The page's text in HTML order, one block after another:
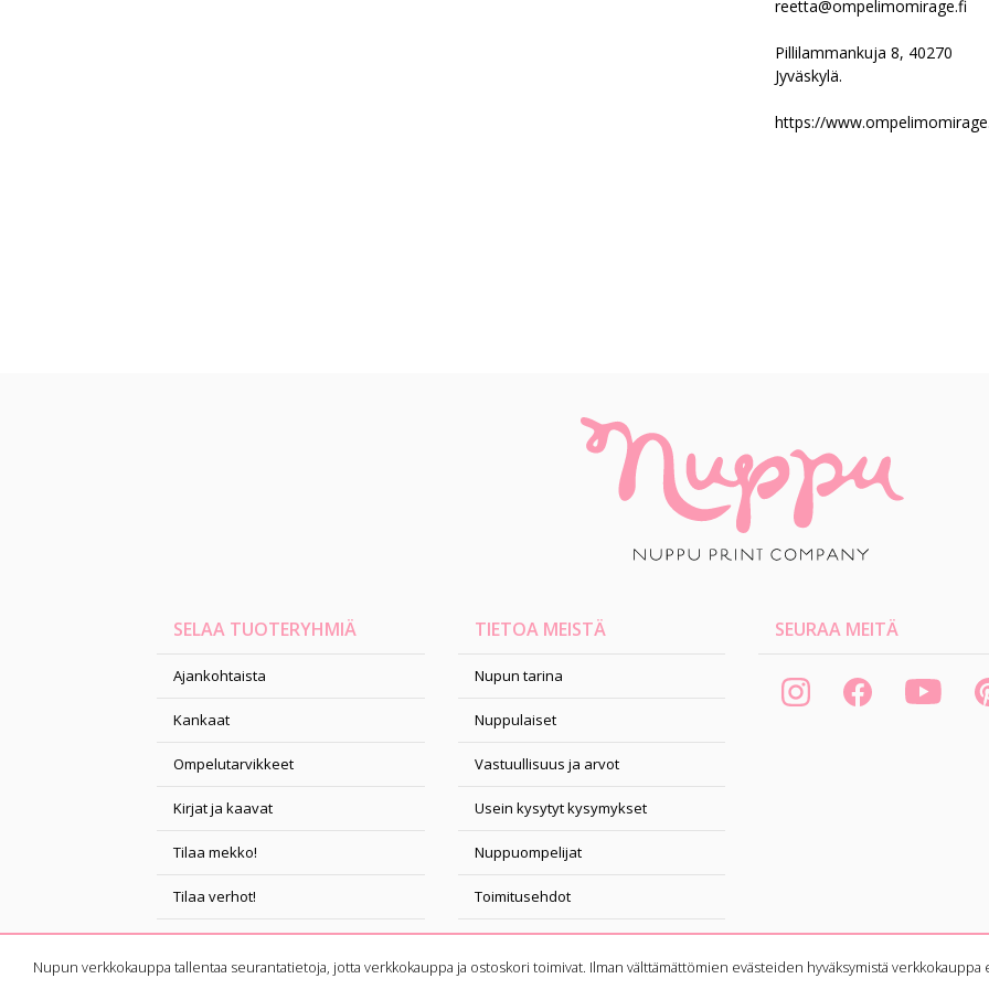
reetta@ompelimomirage.fi
Pillilammankuja 8, 40270
Jyväskylä.
https://
SELAA TUOTERYHMIÄ
Ajankohtaista
Kankaat
Ompelutarvikkeet
Kirjat ja kaavat
Tilaa mekko!
Tilaa verhot!
Ompelukurssit
TIETOA MEISTÄ
Nupun tarina
Nuppulaiset
Vastuullisuus ja arvot
Usein kysytyt kysymykset
Nuppuompelijat
Toimitusehdot
Tapahtumakalenteri
SEURAA MEITÄ
Nupun verkkokauppa tallentaa seurantatietoja, jotta verkkokauppa ja ostoskori toimivat. Ilman välttämättömien evästeiden hyväksymistä